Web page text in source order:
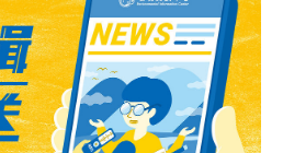
」以及批貨來源為高雄市美濃
「茄子」，檢出殘留農藥「賓
」，已分別函請雲林縣衛生
雄市政府衛生局追辦，可依法
下罰鍰。衛生局食品藥物管理科
為殺菌劑，攝取高劑量恐導致